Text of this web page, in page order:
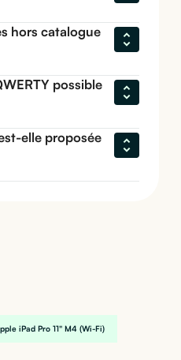
hors catalogue
possible
elle proposée
iPad Pro 11" M4 (Wi-Fi)